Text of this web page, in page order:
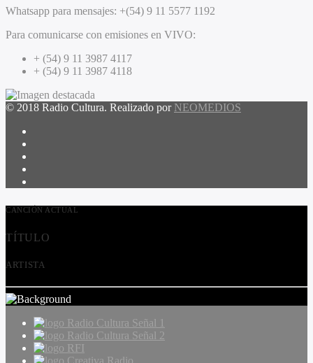
Whatsapp para mensajes: +(54) 9 11 5577 1192
Para comunicarse con emisiones en VIVO:
+ (54) 9 11 3987 4117
+ (54) 9 11 3987 4118
© 2018 Radio Cultura. Realizado por NEOMEDIOS
CANCIÓN ACTUAL
TÍTULO
ARTISTA
Radio Cultura Señal 1
Radio Cultura Señal 2
RFI